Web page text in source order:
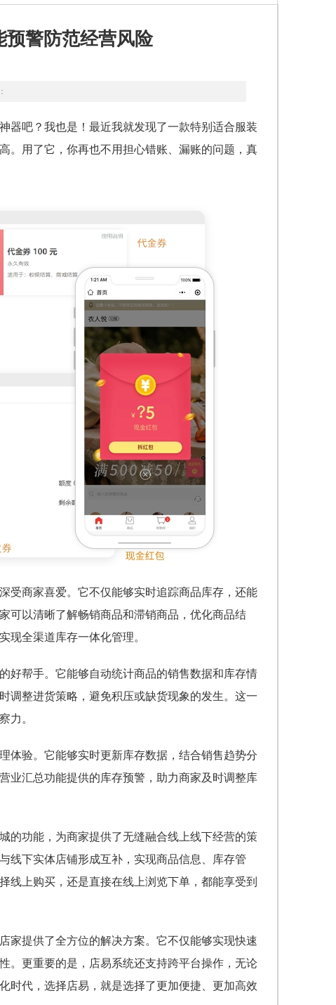
预警防范经营风险
器吧？我也是！最近我就发现了一款特别适合服装
。用了它，你再也不用担心错账、漏账的问题，真
受商家喜爱。它不仅能够实时追踪商品库存，还能
可以清晰了解畅销商品和滞销商品，优化商品结
现全渠道库存一体化管理。
好帮手。它能够自动统计商品的销售数据和库存情
调整进货策略，避免积压或缺货现象的发生。这一
力。
体验。它能够实时更新库存数据，结合销售趋势分
业汇总功能提供的库存预警，助力商家及时调整库
的功能，为商家提供了无缝融合线上线下经营的策
线下实体店铺形成互补，实现商品信息、库存管
线上购买，还是直接在线上浏览下单，都能享受到
家提供了全方位的解决方案。它不仅能够实现快速
。更重要的是，店易系统还支持跨平台操作，无论
时代，选择店易，就是选择了更加便捷、更加高效